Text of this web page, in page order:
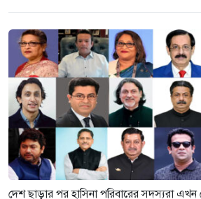
দেশ ছাড়ার পর হাসিনা পরিবারের সদস্যরা